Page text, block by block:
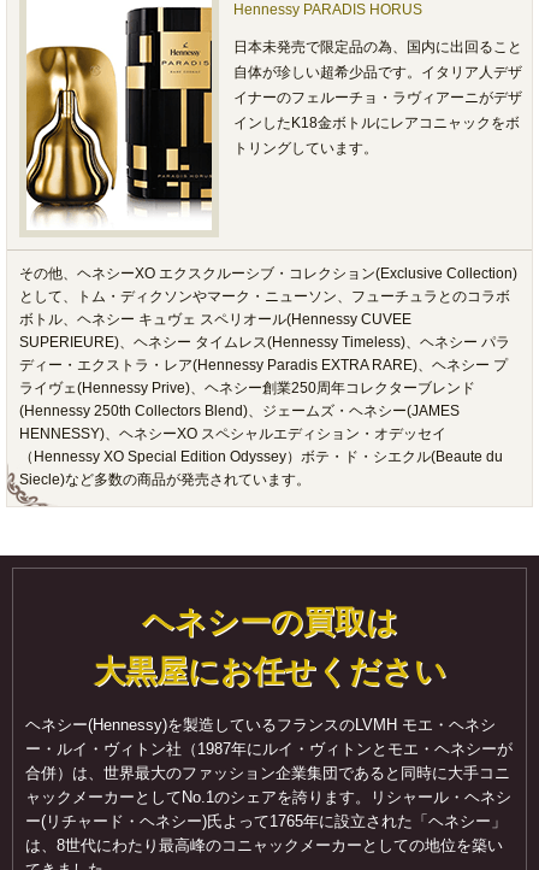
Hennessy PARADIS HORUS
日本未発売で限定品の為、国内に出回ること
自体が珍しい超希少品です。イタリア人デザ
イナーのフェルーチョ・ラヴィアーニがデザ
インしたK18金ボトルにレアコニャックをボ
トリングしています。
その他、ヘネシーXO エクスクルーシブ・コレクション(Exclusive Collection)
として、トム・ディクソンやマーク・ニューソン、フューチュラとのコラボ
ボトル、ヘネシー キュヴェ スペリオール(Hennessy CUVEE
SUPERIEURE)、ヘネシー タイムレス(Hennessy Timeless)、ヘネシー パラ
ディー・エクストラ・レア(Hennessy Paradis EXTRA RARE)、ヘネシー プ
ライヴェ(Hennessy Prive)、ヘネシー創業250周年コレクターブレンド
(Hennessy 250th Collectors Blend)、ジェームズ・ヘネシー(JAMES
HENNESSY)、ヘネシーXO スペシャルエディション・オデッセイ
（Hennessy XO Special Edition Odyssey）ボテ・ド・シエクル(Beaute du
Siecle)など多数の商品が発売されています。
ヘネシーの買取は
大黒屋にお任せください
ヘネシー(Hennessy)を製造しているフランスのLVMH モエ・ヘネシ
ー・ルイ・ヴィトン社（1987年にルイ・ヴィトンとモエ・ヘネシーが
合併）は、世界最大のファッション企業集団であると同時に大手コニ
ャックメーカーとしてNo.1のシェアを誇ります。リシャール・ヘネシ
ー(リチャード・ヘネシー)氏よって1765年に設立された「ヘネシー」
は、8世代にわたり最高峰のコニャックメーカーとしての地位を築い